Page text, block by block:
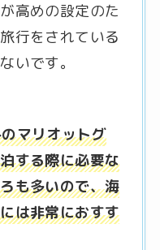
高めの設定のた
行をされている
いです。
マリオットグ
する際に必要な
も多いので、海
は非常におすす